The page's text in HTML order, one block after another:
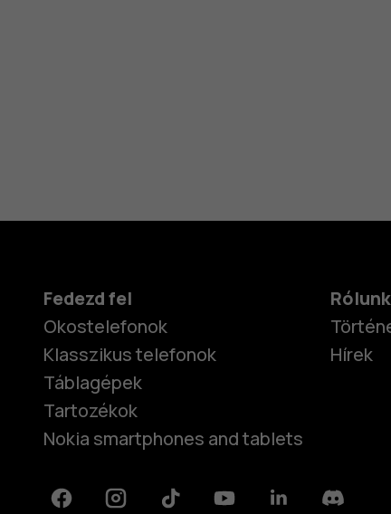
Fedezd fel
Okostelefonok
Klasszikus telefonok
Táblagépek
Tartozékok
Nokia smartphones and tablets
Rólunk
Hírek
FacebookInstagramTiktok YoutubeLinkedinDiscord